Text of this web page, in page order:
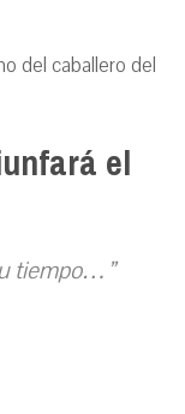
del caballero del
el
tiempo…”